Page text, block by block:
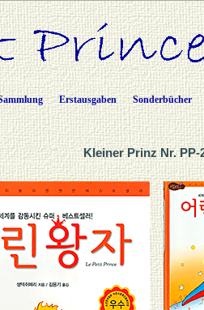
Erstausgaben Sonderbücher
Kleiner Prinz Nr.